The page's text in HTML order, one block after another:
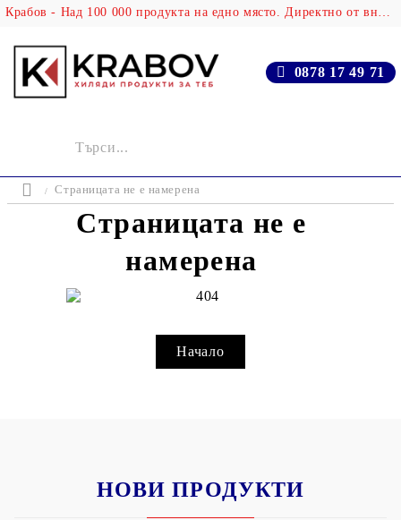
Крабов - Над 100 000 продукта на едно място. Директно от вносителя!
0878 17 49 71
Страницата не е намерена
Страницата не е
намерена
Начало
НОВИ ПРОДУКТИ